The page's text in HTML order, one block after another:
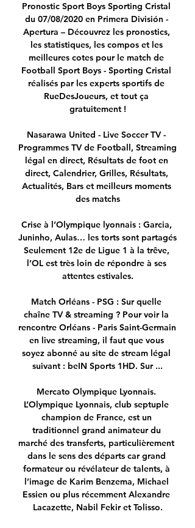
Pronostic Sport Boys Sporting Cristal
du 07/08/2020 en Primera División -
Apertura – Découvrez les pronostics,
les statistiques, les compos et les
meilleures cotes pour le match de
Football Sport Boys - Sporting Cristal
réalisés par les experts sportifs de
RueDesJoueurs, et tout ça
gratuitement !
Nasarawa United - Live Soccer TV -
Programmes TV de Football, Streaming
légal en direct, Résultats de foot en
direct, Calendrier, Grilles, Résultats,
Actualités, Bars et meilleurs moments
des matchs
Crise à l’Olympique lyonnais : Garcia,
Juninho, Aulas… les torts sont partagés
Seulement 12e de Ligue 1 à la trêve,
l’OL est très loin de répondre à ses
attentes estivales.
Match Orléans - PSG : Sur quelle
chaîne TV & streaming ? Pour voir la
rencontre Orléans - Paris Saint-Germain
en live streaming, il faut que vous
soyez abonné au site de stream légal
suivant : beIN Sports 1HD. Sur ...
Mercato Olympique Lyonnais.
L’Olympique Lyonnais, club septuple
champion de France, est un
traditionnel grand animateur du
marché des transferts, particulièrement
dans le sens des départs car grand
formateur ou révélateur de talents, à
l’image de Karim Benzema, Michael
Essien ou plus récemment Alexandre
Lacazette, Nabil Fekir et Tolisso.